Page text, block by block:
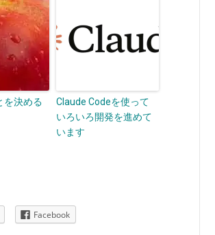
を決める
Claude Codeを使って
いろいろ開発を進めて
います
Facebook